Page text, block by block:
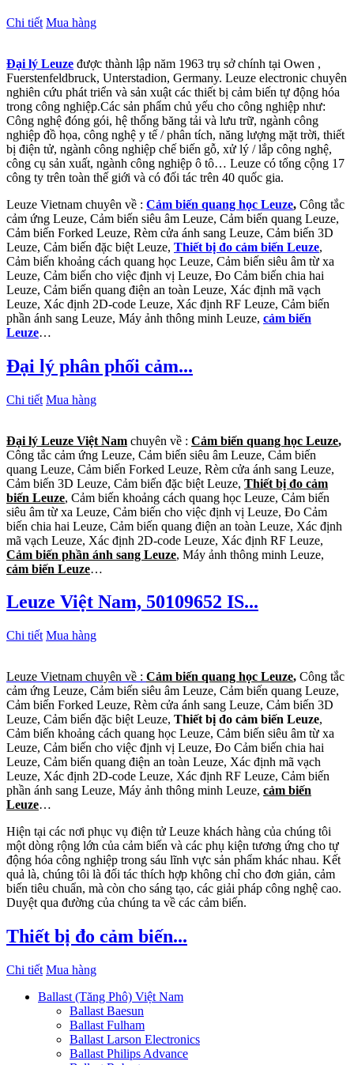
Chi tiết Mua hàng
Đại lý Leuze được thành lập năm 1963 trụ sở chính tại Owen ,
Fuerstenfeldbruck, Unterstadion, Germany. Leuze electronic chuyên
nghiên cứu phát triển và sản xuật các thiết bị cảm biến tự động hóa
trong công nghiệp.Các sản phẩm chủ yếu cho công nghiệp như:
Công nghệ đóng gói, hệ thống băng tải và lưu trữ, ngành công
nghiệp đồ họa, công nghệ y tế / phân tích, năng lượng mặt trời, thiết
bị điện tử, ngành công nghiệp chế biến gỗ, xử lý / lắp công nghệ,
công cụ sản xuất, ngành công nghiệp ô tô… Leuze có tổng cộng 17
công ty trên toàn thế giới và có đối tác trên 40 quốc gia.
Leuze Vietnam chuyên về : Cảm biến quang học Leuze, Công tắc
cảm ứng Leuze, Cảm biến siêu âm Leuze, Cảm biến quang Leuze,
Cảm biến Forked Leuze, Rèm cửa ánh sang Leuze, Cảm biến 3D
Leuze, Cảm biến đặc biệt Leuze, Thiết bị đo cảm biến Leuze,
Cảm biến khoảng cách quang học Leuze, Cảm biến siêu âm từ xa
Leuze, Cảm biến cho việc định vị Leuze, Đo Cảm biến chia hai
Leuze, Cảm biến quang điện an toàn Leuze, Xác định mã vạch
Leuze, Xác định 2D-code Leuze, Xác định RF Leuze, Cảm biến
phần ánh sang Leuze, Máy ảnh thông minh Leuze, cảm biến
Leuze…
Đại lý phân phối cảm...
Chi tiết Mua hàng
Đại lý Leuze Việt Nam chuyên về : Cảm biến quang học Leuze,
Công tắc cảm ứng Leuze, Cảm biến siêu âm Leuze, Cảm biến
quang Leuze, Cảm biến Forked Leuze, Rèm cửa ánh sang Leuze,
Cảm biến 3D Leuze, Cảm biến đặc biệt Leuze, Thiết bị đo cảm
biến Leuze, Cảm biến khoảng cách quang học Leuze, Cảm biến
siêu âm từ xa Leuze, Cảm biến cho việc định vị Leuze, Đo Cảm
biến chia hai Leuze, Cảm biến quang điện an toàn Leuze, Xác định
mã vạch Leuze, Xác định 2D-code Leuze, Xác định RF Leuze,
Cảm biến phần ánh sang Leuze, Máy ảnh thông minh Leuze,
cảm biến Leuze…
Leuze Việt Nam, 50109652 IS...
Chi tiết Mua hàng
Leuze Vietnam chuyên về : Cảm biến quang học Leuze, Công tắc
cảm ứng Leuze, Cảm biến siêu âm Leuze, Cảm biến quang Leuze,
Cảm biến Forked Leuze, Rèm cửa ánh sang Leuze, Cảm biến 3D
Leuze, Cảm biến đặc biệt Leuze, Thiết bị đo cảm biến Leuze,
Cảm biến khoảng cách quang học Leuze, Cảm biến siêu âm từ xa
Leuze, Cảm biến cho việc định vị Leuze, Đo Cảm biến chia hai
Leuze, Cảm biến quang điện an toàn Leuze, Xác định mã vạch
Leuze, Xác định 2D-code Leuze, Xác định RF Leuze, Cảm biến
phần ánh sang Leuze, Máy ảnh thông minh Leuze, cảm biến
Leuze…
Hiện tại các nơi phục vụ điện tử Leuze khách hàng của chúng tôi
một dòng rộng lớn của cảm biến và các phụ kiện tương ứng cho tự
động hóa công nghiệp trong sáu lĩnh vực sản phẩm khác nhau. Kết
quả là, chúng tôi là đối tác thích hợp không chỉ cho đơn giản, cảm
biến tiêu chuẩn, mà còn cho sáng tạo, các giải pháp công nghệ cao.
Duyệt qua đường của chúng ta về các cảm biến.
Thiết bị đo cảm biến...
Chi tiết Mua hàng
Ballast (Tăng Phô) Việt Nam
Ballast Baesun
Ballast Fulham
Ballast Larson Electronics
Ballast Philips Advance